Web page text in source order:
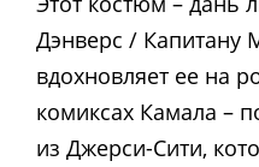
Дэнверс / Капитану
вдохновляет ее на
комиксах Камала –
из Джерси-Сити,